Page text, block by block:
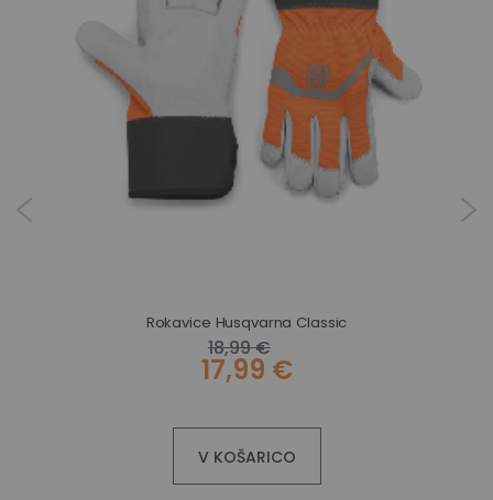
Rokavice Husqvarna Classic
18,99 €
17,99 €
V KOŠARICO